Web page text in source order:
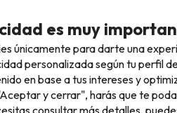
es muy
únicamente para darte una
personalizada según tu perfil
en base a tus intereses y
y cerrar", harás que te
consultar más detalles,